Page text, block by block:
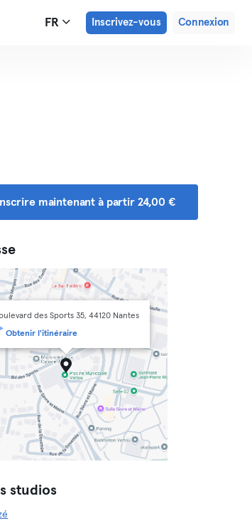
FR Inscrivez-vous Connexion
maintenant à partir 24,00 €
des Sports 35, 44120 Nantes
Obtenir l'itinéraire
studios